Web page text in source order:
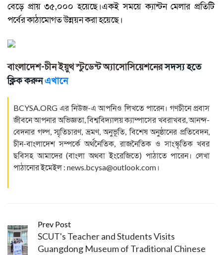
বেড়ে প্রায় ৩৫,০০০ হয়েছে।একই সময়ে ক্যান্টন মেলার প্রতিটি
পর্বের কাঠামোগত উন্নয়ন করা হয়েছে।
বাংলাদেশ-চীন ইয়ুথ স্টুডেন্ট অ্যাসোসিয়েশনেরসদস্য হতে
ক্লিক করুনএখানে
BCYSA.ORG এর নিউজ-এ আপনিও লিখতে পারেন। গণচীনে প্রবাস
জীবনে আপনার অভিজ্ঞতা, বিশ্ববিদ্যালয় ক্যাম্পাসের খবরাখবর, আনন্দ-
বেদনার গল্প, স্মৃতিচারণ, ভ্রমণ, অনুভূতি, বিশেষ অনুষ্ঠানের প্রতিবেদন,
চীন-বাংলাদেশ সম্পর্কে অর্থনৈতিক, রাজনৈতিক ও সাংস্কৃতিক খবর
ছবিসহ আমাদের (বাংলা অথবা ইংরেজিতে) পাঠাতে পারেন। লেখা
পাঠানোর ইমেইল : news.bcysa@outlook.com ।
Prev Post
SCUT's Teacher and Students Visits
Guangdong Museum of Traditional Chinese